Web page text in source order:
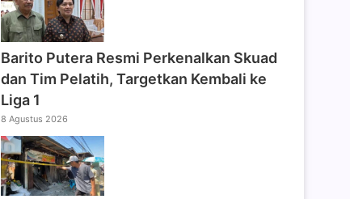
Barito Putera Resmi Perkenalkan Skuad
dan Tim Pelatih, Targetkan Kembali ke
Liga 1
8 Agustus 2026